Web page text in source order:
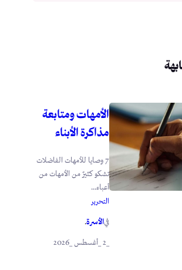
الأمهات ومتابعة
مذاكرة الأبناء
7 وصايا للأمهات الفاضلات
تشكو كثيرٌ من الأمهات من
أعباء...
التحرير
فيالأسرة.
_2 _أغسطس _2026